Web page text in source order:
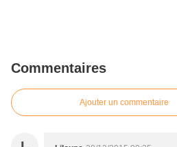
Commentaires
Ajouter un commentaire